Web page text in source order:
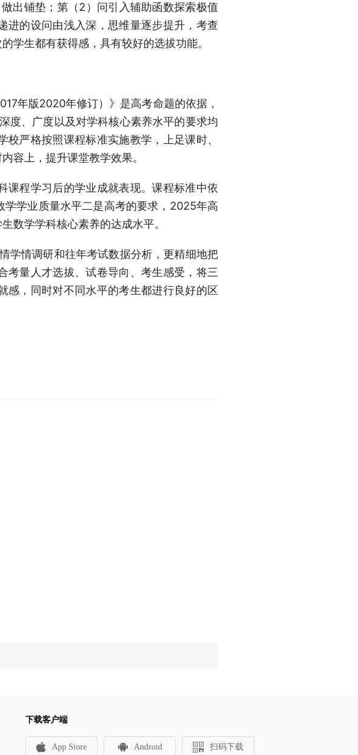
出铺垫；第（2）问引入辅助函数探索极值
进的设问由浅入深，思维量逐步提升，考查
学生都有获得感，具有较好的选拔功能。
年版2020年修订）》是高考命题的依据，
度、广度以及对学科核心素养水平的要求均
严格按照课程标准实施教学，上足课时、
容上，提升课堂教学效果。
课程学习后的学业成就表现。课程标准中依
学业质量水平二是高考的要求，2025年高
数学学科核心素养的达成水平。
学情调研和往年考试数据分析，更精细地把
考量人才选拔、试卷导向、考生感受，将三
感，同时对不同水平的考生都进行良好的区
下载客户端
App Store Android 扫码下载